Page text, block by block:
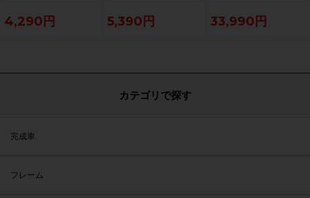
4,290円 5,390円 33,990円
カテゴリで探す
完成車
フレーム